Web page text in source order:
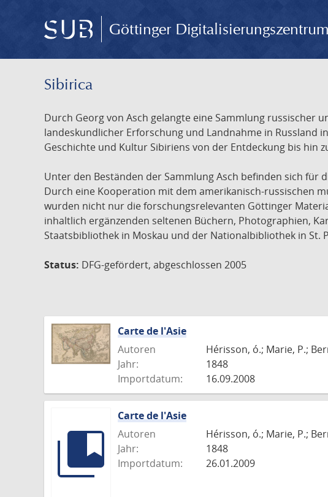
Göttinger Digitalisierungszentrum
Sibirica
Durch Georg von Asch gelangte eine Sammlung russischer
landeskundlicher Erforschung und Landnahme in Russland
Geschichte und Kultur Sibiriens von der Entdeckung bis hin
Unter den Beständen der Sammlung Asch befinden sich für
Durch eine Kooperation mit dem amerikanisch-russischen
wurden nicht nur die forschungsrelevanten Göttinger
inhaltlich ergänzenden seltenen Büchern, Photographien,
Staatsbibliothek in Moskau und der Nationalbibliothek in
Status: DFG-gefördert, abgeschlossen 2005
Carte de l'Asie
Autoren
Hérisson, ó.; Marie, P.;
Jahr:
1848
Importdatum:
16.09.2008
Carte de l'Asie
Autoren
Hérisson, ó.; Marie, P.;
Jahr:
1848
Importdatum:
26.01.2009